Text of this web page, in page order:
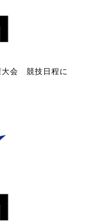
大会 競技日程に